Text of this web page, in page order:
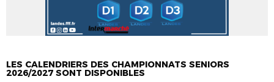
LES CALENDRIERS DES CHAMPIONNATS SENIORS
2026/2027 SONT DISPONIBLES